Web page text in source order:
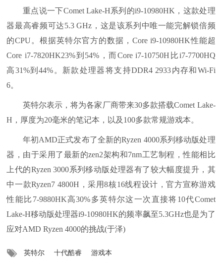
重点说一下Comet Lake-H系列的i9-10980HK，这款处理
器最高睿频可达5.3 GHz，这是该系列中唯一能完解锁倍频
的CPU。根据英特尔官方的数据，Core i9-10980HK性能超
Core i7-7820HK23%到54%，而Core i7-10750H比i7-7700HQ
高31%到44%。新款处理器将支持DDR4 2933内存和Wi-Fi
6。
英特尔表示，将为各家厂商带来30多款搭载Comet Lake-
H，厚度为20毫米的笔记本，以及100多款常规游戏本。
年初AMD正式发布了全新的Ryzen 4000系列移动版处理
器，由于采用了最新的zen2架构和7nm工艺制程，性能相比
上代的Ryzen 3000系列移动版处理器有了较大幅度提升，其
中一款Ryzen7 4800H，采用8核16线程设计，官方宣称游戏
性能比7-9880HK高30%多英特尔这一次直接将10代Comet
Lake-H移动版处理器i9-10980HK的频率飙至5.3GHz也是为了
应对AMD Ryzen 4000的挑战(于泽)
英特尔 十代酷睿 游戏本